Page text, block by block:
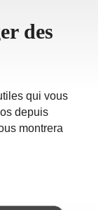
des
qui vous
depuis
montrera